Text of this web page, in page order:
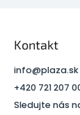
Kontakt
info@plaza.sk
+420 721 207
Sledujte nás